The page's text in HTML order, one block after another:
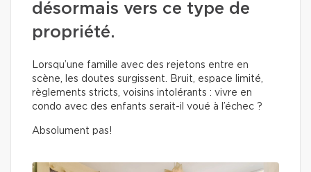
désormais vers ce type de
propriété.
Lorsqu’une famille avec des rejetons entre en
scène, les doutes surgissent. Bruit, espace limité,
règlements stricts, voisins intolérants : vivre en
condo avec des enfants serait-il voué à l’échec ?
Absolument pas!